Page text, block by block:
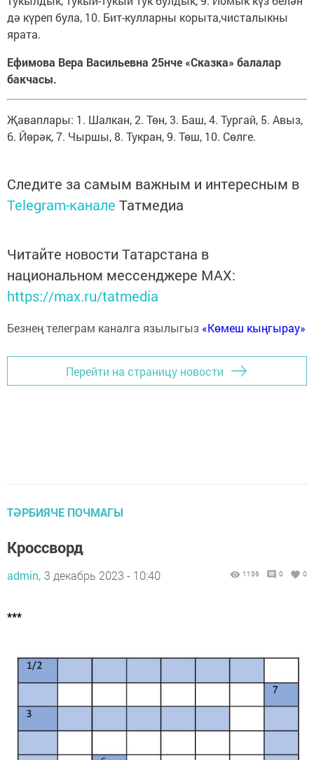
дә күреп була, 10. Бит-кулларны корыта,чисталыкны
ярата.
Ефимова Вера Васильевна 25нче «Сказка» балалар
бакчасы.
Җаваплары: 1. Шалкан, 2. Төн, 3. Баш, 4. Тургай, 5. Авыз,
6. Йөрәк, 7. Чыршы, 8. Тукран, 9. Төш, 10. Сөлге.
Следите за самым важным и интересным в
Telegram-канале Татмедиа
Читайте новости Татарстана в
национальном мессенджере MАХ:
https://max.ru/tatmedia
Безнең телеграм каналга язылыгыз «Көмеш кыңгырау»
Перейти на страницу новости
ТӘРБИЯЧЕ ПОЧМАГЫ
Кроссворд
admin, 3 декабрь 2023 - 10:40 1136 0 0
***